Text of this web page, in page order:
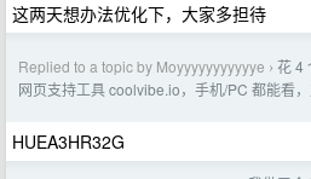
这两天想办法优化下，大家多担待
Replied to a topic by Moyyyyyyyyyyye › 花 4
网页支持工具 coolvibe.io，手机/PC 都能看，
HUEA3HR32G